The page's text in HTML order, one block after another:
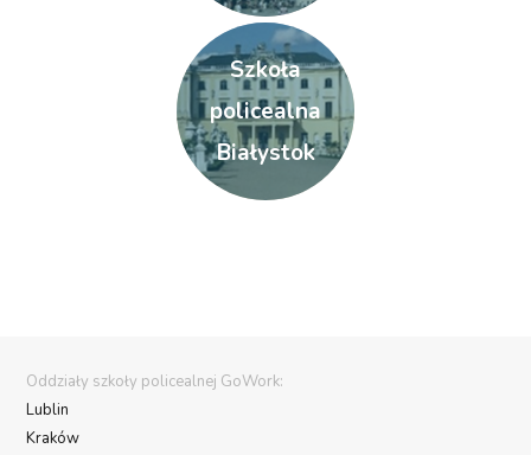
Szkoła
policealna
Białystok
Oddziały szkoły policealnej GoWork:
Lublin
Kraków